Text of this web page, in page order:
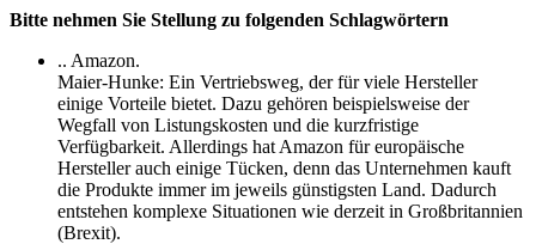
Bitte nehmen Sie Stellung zu folgenden Schlagwörtern
.. Amazon.
Maier-Hunke: Ein Vertriebsweg, der für viele Hersteller
einige Vorteile bietet. Dazu gehören beispielsweise der
Wegfall von Listungskosten und die kurzfristige
Verfügbarkeit. Allerdings hat Amazon für europäische
Hersteller auch einige Tücken, denn das Unternehmen kauft
die Produkte immer im jeweils günstigsten Land. Dadurch
entstehen komplexe Situationen wie derzeit in Großbritannien
(Brexit).